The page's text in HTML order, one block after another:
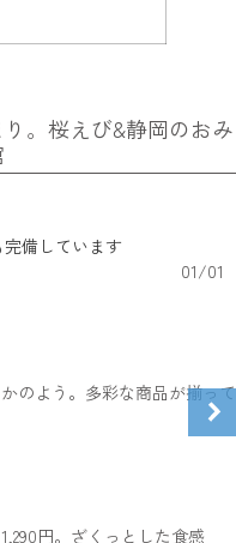
。桜えび&静岡のおみ
備しています
01/01
のよう。多彩な商品が揃って
円。ざくっとした食感